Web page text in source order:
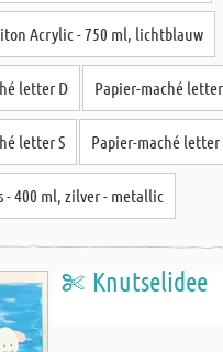
Acrylic - 750 ml, lichtblauw
letter D Papier-maché
letter S Papier-maché letter
- 400 ml, zilver - metallic
Knutselidee